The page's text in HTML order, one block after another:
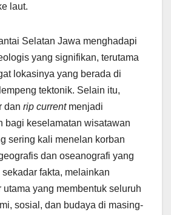
laut.
Selatan Jawa menghadapi
yang signifikan, terutama
lokasinya yang berada di
tektonik. Selain itu,
dan rip currentmenjadi
bagi keselamatan wisatawan
sering kali menelan korban
dan oseanografi yang
fakta, melainkan
utama yang membentuk seluruh
sosial, dan budaya di masing-